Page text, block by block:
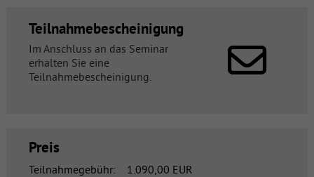
Teilnahmebescheinigung
Im Anschluss an das Seminar
erhalten Sie eine
Teilnahmebescheinigung.
Preis
Teilnahmegebühr: 1.090,00 EUR